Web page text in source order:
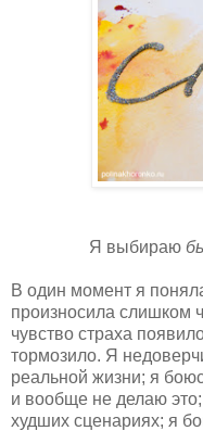
Я выбираю
В один момент я
произносила слишком
чувство страха
тормозило. Я
реальной жизни; я
и вообще не делаю
худших сценариях; я